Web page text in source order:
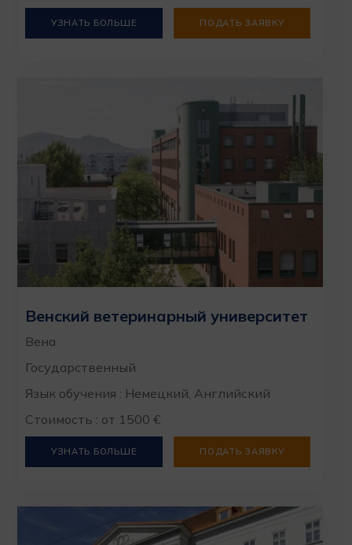
УЗНАТЬ БОЛЬШЕ ПОДАТЬ ЗАЯВКУ
Венский ветеринарный университет
Вена
Государственный
Язык обучения : Немецкий, Английский
Стоимость : от 1500 €
УЗНАТЬ БОЛЬШЕ ПОДАТЬ ЗАЯВКУ